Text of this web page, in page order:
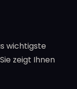
wichtigste
zeigt Ihnen